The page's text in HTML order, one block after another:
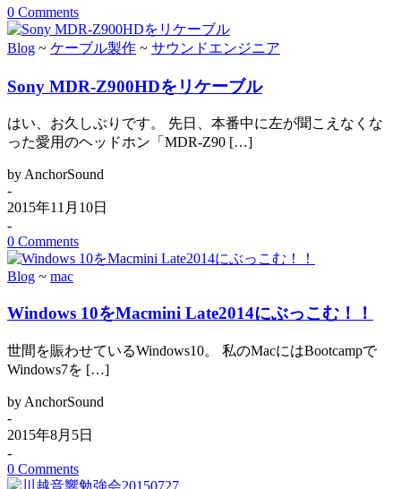
0 Comments
Blog ~ ケーブル製作 ~ サウンドエンジニア
Sony MDR-Z900HDをリケーブル
はい、お久しぶりです。 先日、本番中に左が聞こえなくな
った愛用のヘッドホン「MDR-Z90 […]
by AnchorSound
-
2015年11月10日
-
0 Comments
Blog ~ mac
Windows 10をMacmini Late2014にぶっこむ！！
世間を賑わせているWindows10。 私のMacにはBootcampで
Windows7を […]
by AnchorSound
-
2015年8月5日
-
0 Comments